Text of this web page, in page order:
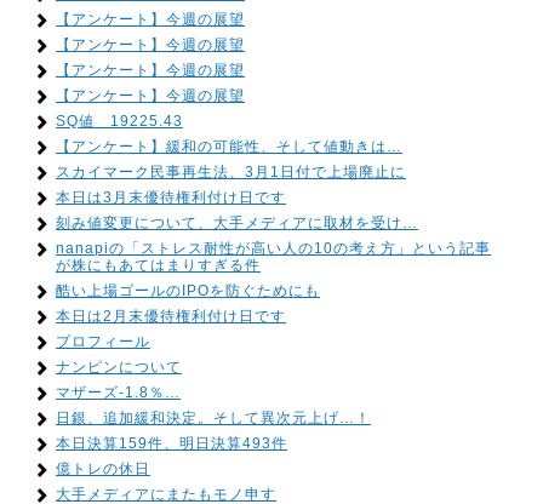
【アンケート】今週の展望
【アンケート】今週の展望
【アンケート】今週の展望
【アンケート】今週の展望
SQ値 19225.43
【アンケート】緩和の可能性、そして値動きは…
スカイマーク民事再生法、3月1日付で上場廃止に
本日は3月末優待権利付け日です
刻み値変更について、大手メディアに取材を受け…
nanapiの「ストレス耐性が高い人の10の考え方」という記事
が株にもあてはまりすぎる件
酷い上場ゴールのIPOを防ぐためにも
本日は2月末優待権利付け日です
プロフィール
ナンピンについて
マザーズ-1.8％…
日銀、追加緩和決定。そして異次元上げ…！
本日決算159件、明日決算493件
億トレの休日
大手メディアにまたもモノ申す